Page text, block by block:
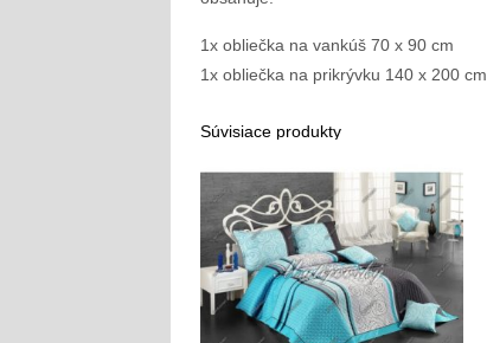
1x obliečka na vankúš 70 x 90 cm
1x obliečka na prikrývku 140 x 200 cm
Súvisiace produkty